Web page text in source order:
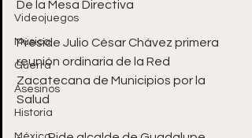
Videojuegos
Música
Guerra
Asesinos
Historia
De la Mesa Directiva
Preside Julio César Chávez primera
reunión ordinaria de la Red
Zacatecana de Municipios por la
Salud